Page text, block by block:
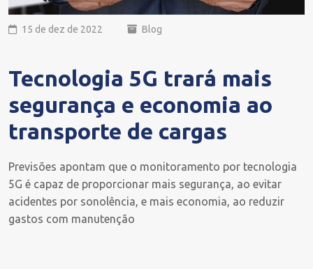
15 de dez de 2022 Blog
Tecnologia 5G trará mais
segurança e economia ao
transporte de cargas
Previsões apontam que o monitoramento por tecnologia
5G é capaz de proporcionar mais segurança, ao evitar
acidentes por sonolência, e mais economia, ao reduzir
gastos com manutenção